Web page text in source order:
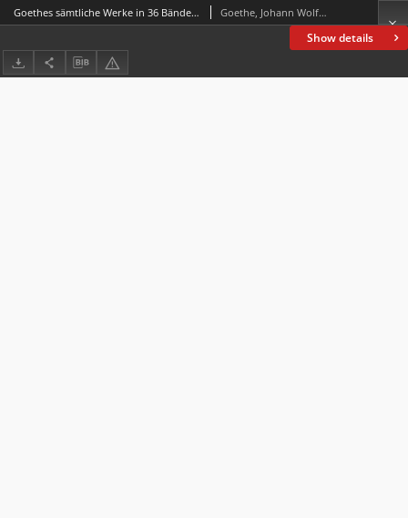
Show details
Goethes sämtliche Werke in 36 Bänden Bd. 15 Goethe, Johann Wolfgang von (1749-1832)